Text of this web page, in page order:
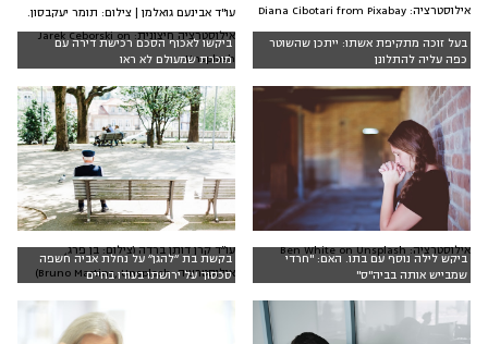
בעל זוכה מתקיפת אשתו: ייתכן שהשוטר
כפה עליה להתלונן
אילוסטרציה: Diana Cibotari from Pixabay
ביקשו לאכוף הסכם רכישת דירה עם
מוכרת שמעולם לא ראו
עו"ד אבינעם גואלמן | צילום: תומר יעקבסון.
אילוסטרציה חיצונית: Jarek Ceborski on
Unsplash
ביקש לילה נוסף עם בתו. האם: "חרדי
שמבייש אותה בביה"ס"
אילוסטרציה: Ben White on Unsplash
בקשת בת ״להגן״ על נחלת אביה חשפה
סכסוך על ירושתו בעודו בחיים
עו״ד קרן דותן ברדה (צילום: בן פרג,
אילוסטרציה: Bruno Martins, Unsplash)